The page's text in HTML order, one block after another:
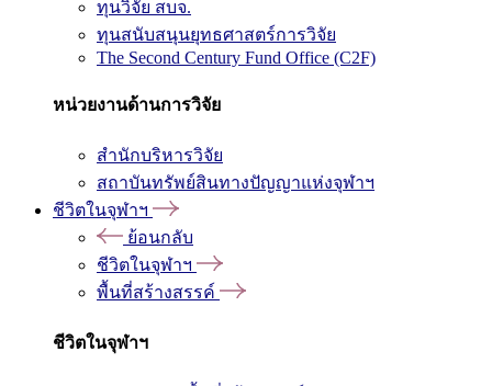
ทุนวิจัย สบจ.
ทุนสนับสนุนยุทธศาสตร์การวิจัย
The Second Century Fund Office (C2F)
หน่วยงานด้านการวิจัย
สำนักบริหารวิจัย
สถาบันทรัพย์สินทางปัญญาแห่งจุฬาฯ
ชีวิตในจุฬาฯ
ย้อนกลับ
ชีวิตในจุฬาฯ
พื้นที่สร้างสรรค์
ชีวิตในจุฬาฯ